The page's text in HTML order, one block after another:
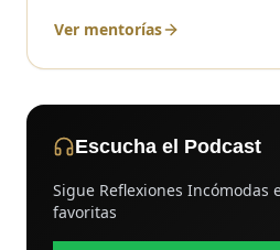
Ver mentorías
Escucha el Podcast
Sigue Reflexiones Incómodas
favoritas